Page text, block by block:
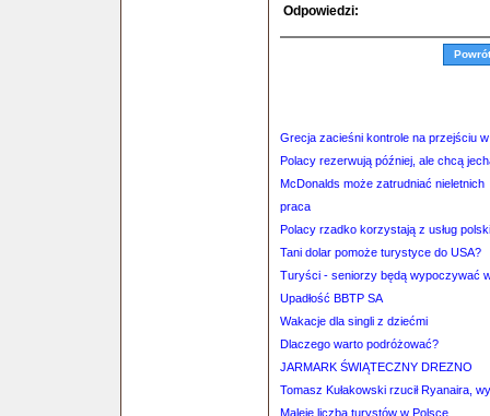
Odpowiedzi:
Grecja zacieśni kontrole na przejściu
Polacy rezerwują później, ale chcą
McDonalds może zatrudniać nieletnich
praca
Polacy rzadko korzystają z usług
Tani dolar pomoże turystyce do USA?
Turyści - seniorzy będą wypoczywać
Upadłość BBTP SA
Wakacje dla singli z dziećmi
Dlaczego warto podróżować?
JARMARK ŚWIĄTECZNY DREZNO
Tomasz Kułakowski rzucił Ryanaira,
Maleje liczba turystów w Polsce